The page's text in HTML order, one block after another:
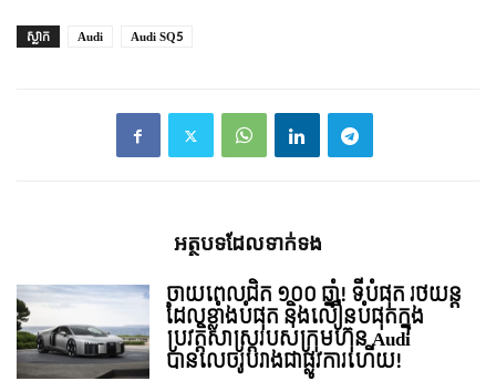
ស្លាក Audi Audi SQ5
អត្ថបទ​ដែល​ទាក់ទង
ចាយពេលជិត ១០០ ឆ្នាំ! ទីបំផុត រថយន្ត
ដែលខ្លាំងបំផុត និងលឿនបំផុតក្នុង
ប្រវត្តិសាស្ត្ររបស់ក្រុមហ៊ុន Audi
បានលេចរូបរាងជាផ្លូវការហើយ!